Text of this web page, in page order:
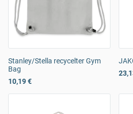
Stanley/Stella recycelter Gym
Bag
10,19 €